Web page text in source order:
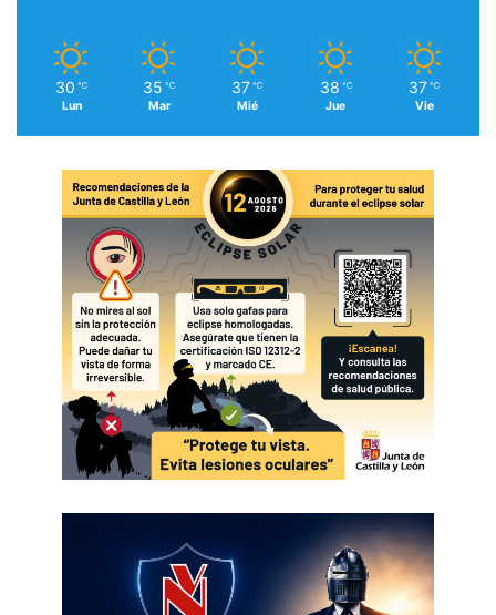
30 ℃
Lun
35 ℃
Mar
37 ℃
Mié
38 ℃
Jue
37 ℃
Vie